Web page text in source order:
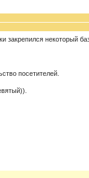
закрепился некоторый
посетителей.